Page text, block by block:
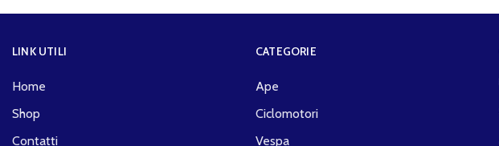
LINK UTILI
Home
Shop
Contatti
CATEGORIE
Ape
Ciclomotori
Vespa